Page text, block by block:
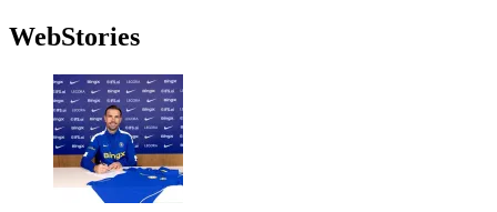
WebStories